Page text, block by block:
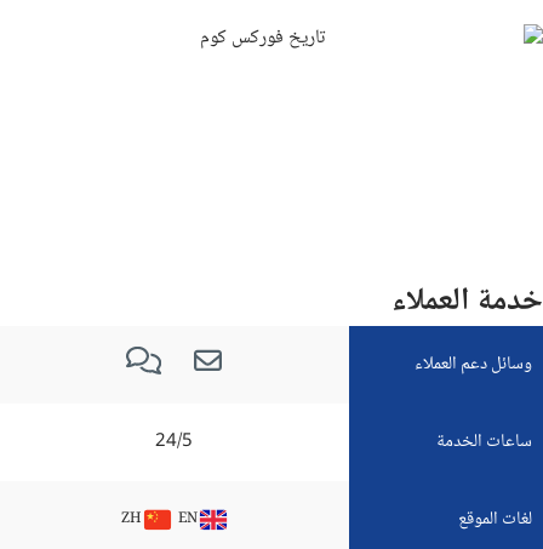
خدمة العملاء
وسائل دعم العملاء
ساعات الخدمة 24/5
لغات الموقع EN
ZH